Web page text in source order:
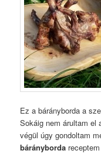
Ez a bárányborda a
Sokáig nem árultam
végül úgy gondoltam
bárányborda